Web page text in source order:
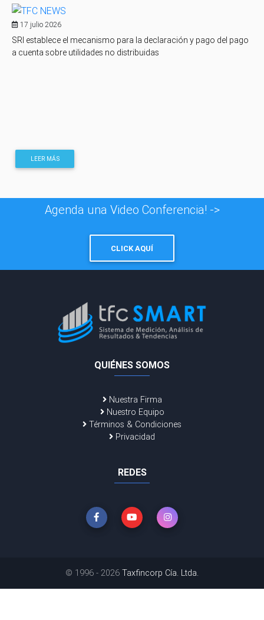
17 julio 2026
SRI establece el mecanismo para la declaración y pago del pago
a cuenta sobre utilidades no distribuidas
LEER MÁS
Agenda una Video Conferencia! ->
CLICK AQUÍ
QUIÉNES SOMOS
Nuestra Firma
Nuestro Equipo
Términos & Condiciones
Privacidad
REDES
© 1996 - 2026 Taxfincorp Cía. Ltda.